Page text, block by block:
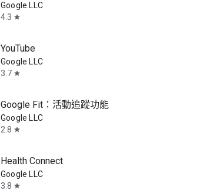
Google LLC
4.3 star
YouTube
Google LLC
3.7 star
Google Fit：活動追蹤功能
Google LLC
2.8 star
Health Connect
Google LLC
3.8 star